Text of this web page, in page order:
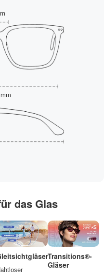
mm
das Glas
Transitions®-
Gläser